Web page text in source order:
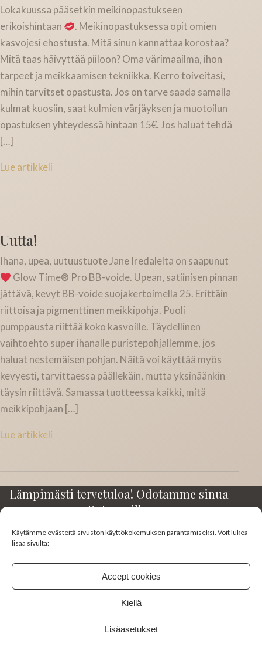
Käytämme evästeitä sivuston käyttökokemuksen parantamiseksi. Voit lukea
lisää sivulta:
Accept cookies
Kiellä
Lisäasetukset
Lokakuussa pääsetkin meikinopastukseen
erikoishintaan
. Meikinopastuksessa opit omien
kasvojesi ehostusta. Mitä sinun kannattaa korostaa?
Mitä taas häivyttää piiloon? Oma värimaailma, ihon
tarpeet ja meikkaamisen tekniikka. Kerro toiveitasi,
mihin tarvitset opastusta. Jos on tarve saada samalla
kulmat kuosiin, saat kulmien värjäyksen ja muotoilun
opastuksen yhteydessä hintaan 15€. Jos haluat tehdä
[…]
Lue artikkeli
Uutta!
Ihana, upea, uutuustuote Jane Iredalelta on saapunut
Glow Time® Pro BB-voide. Upean, satiinisen pinnan
jättävä, kevyt BB-voide suojakertoimella 25. Erittäin
riittoisa ja pigmenttinen meikkipohja. Puoli
pumppausta riittää koko kasvoille. Täydellinen
vaihtoehto super ihanalle puristepohjallemme, jos
haluat nestemäisen pohjan. Näitä voi käyttää myös
kevyesti, tarvittaessa päällekäin, mutta yksinäänkin
täysin riittävä. Samassa tuotteessa kaikki, mitä
meikkipohjaan […]
Lue artikkeli
Lämpimästi tervetuloa! Odotamme sinua
Rotuaarilla.
Kirkkokatu 23-25 A3
045 130 0383
studiomimi10@gmail.com